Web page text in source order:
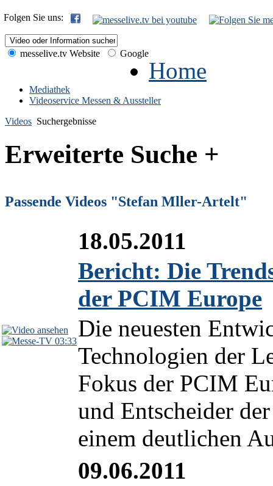
Folgen Sie uns:
messelive.tv Website Google
Home
Mediathek
Videoservice Messen & Aussteller
Videos Suchergebnisse
Erweiterte Suche +
Passende Videos "Stefan Mller-Artelt"
03:33
18.05.2011
Bericht: Die
der PCIM Europe
Die neuesten
Technologien der
Fokus der PCIM
und Entscheider
einem deutlichen
09.06.2011